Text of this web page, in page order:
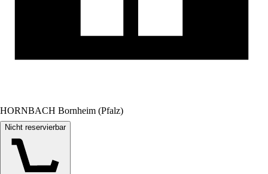
HORNBACH Bornheim (Pfalz)
Nicht reservierbar